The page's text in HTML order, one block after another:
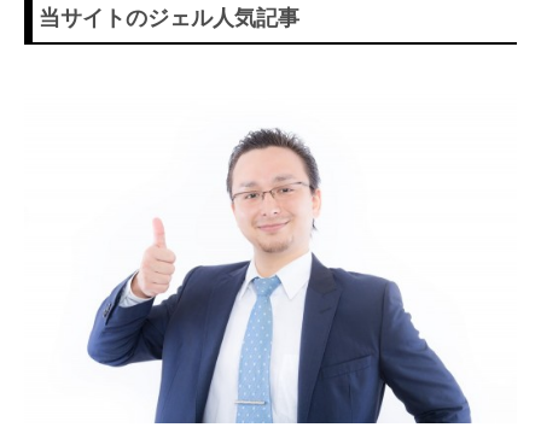
当サイトのジェル人気記事